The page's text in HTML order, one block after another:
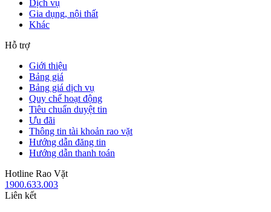
Dịch vụ
Gia dụng, nội thất
Khác
Hỗ trợ
Giới thiệu
Bảng giá
Bảng giá dịch vụ
Quy chế hoạt động
Tiêu chuẩn duyệt tin
Ưu đãi
Thông tin tài khoản rao vặt
Hướng dẫn đăng tin
Hướng dẫn thanh toán
Hotline Rao Vặt
1900.633.003
Liên kết